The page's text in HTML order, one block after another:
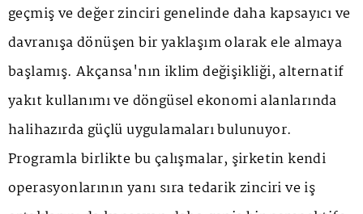
geçmiş ve değer zinciri genelinde daha kapsayıcı ve
davranışa dönüşen bir yaklaşım olarak ele almaya
başlamış. Akçansa'nın iklim değişikliği, alternatif
yakıt kullanımı ve döngüsel ekonomi alanlarında
halihazırda güçlü uygulamaları bulunuyor.
Programla birlikte bu çalışmalar, şirketin kendi
operasyonlarının yanı sıra tedarik zinciri ve iş